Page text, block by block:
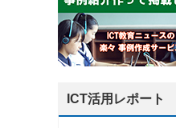
ICT活用レポート